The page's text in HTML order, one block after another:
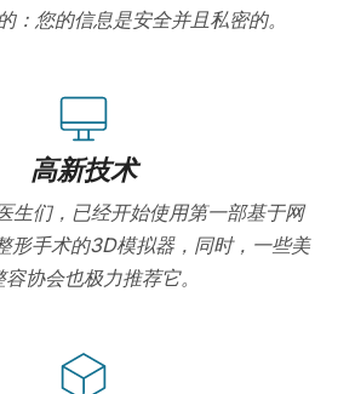
：您的信息是安全并且私密的。
高新技术
生们，已经开始使用第一部基于网
形手术的3D模拟器，同时，一些美
容协会也极力推荐它。